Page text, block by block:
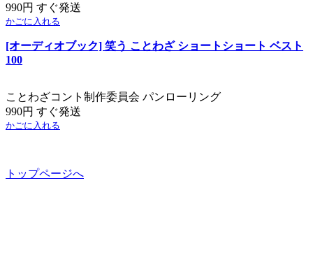
990円 すぐ発送
かごに入れる
[オーディオブック] 笑う ことわざ ショートショート ベスト
100
ことわざコント制作委員会 パンローリング
990円 すぐ発送
かごに入れる
トップページへ